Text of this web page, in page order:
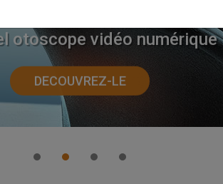
otoscope vidéo numérique
DECOUVREZ-LE